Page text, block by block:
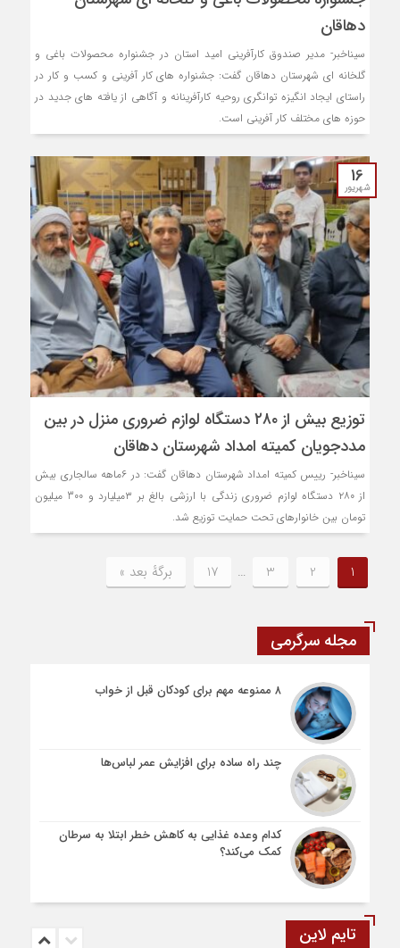
دهاقان
سیناخبر- مدیر صندوق کارآفرینی امید استان در جشنواره محصولات باغی و
گلخانه ای شهرستان دهاقان گفت: جشنواره های کار آفرینی و کسب و کار در
راستای ایجاد انگیزه توانگری روحیه کارآفرینانه و آگاهی از یافته های جدید در
حوزه های مختلف کار آفرینی است.
16
شهریور
توزیع بیش از ۲۸۰ دستگاه لوازم ضروری منزل در بین
مددجویان کمیته امداد شهرستان دهاقان
سیناخبر- رییس کمیته امداد شهرستان دهاقان گفت: در ۶ماهه سالجاری بیش
از ۲۸۰ دستگاه لوازم ضروری زندگی با ارزشی بالغ بر ۳میلیارد و 300 میلیون
تومان بین خانوارهای تحت حمایت توزیع شد.
1
2
3
…
17 برگهٔ بعد »
مجله سرگرمی
۸ ممنوعه مهم برای کودکان قبل از خواب
چند راه ساده برای افزایش عمر لباس‌ها
کدام وعده غذایی به کاهش خطر ابتلا به سرطان
کمک می‌کند؟
تایم لاین